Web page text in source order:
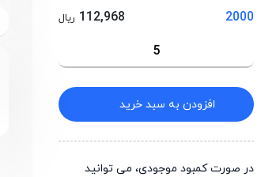
2000
112,968 ریال
افزودن به سبد خرید
در صورت کمبود موجودی، می توانید